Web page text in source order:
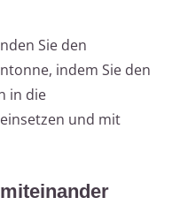
Sie den
indem Sie den
in die
und mit